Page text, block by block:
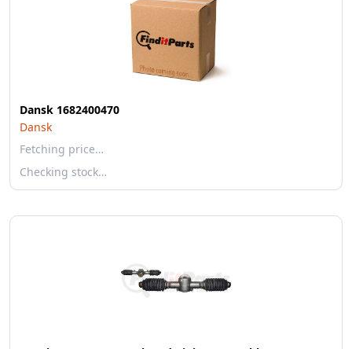
Dansk 1682400470
Dansk
Fetching price…
Checking stock…